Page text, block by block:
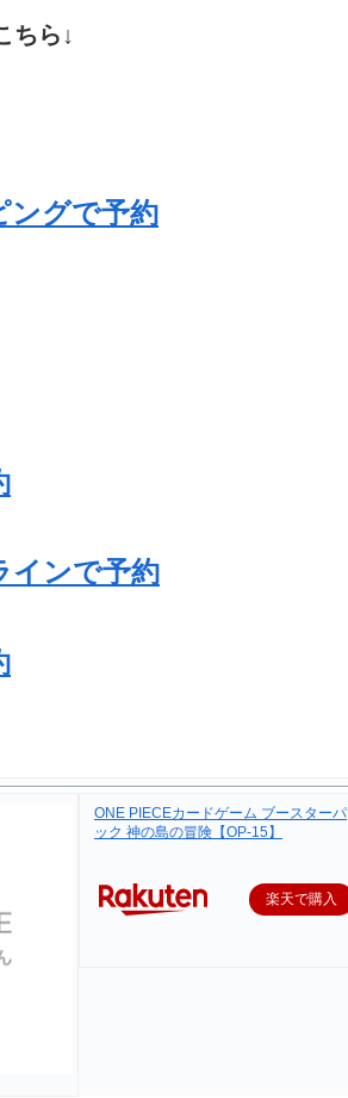
ちら↓
ングで予約
インで予約
ONE PIECEカードゲーム ブースターパ
ック 神の島の冒険【OP-15】
楽天で購入